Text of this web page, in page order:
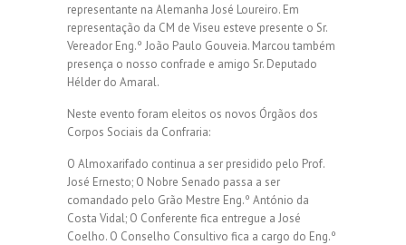
representante na Alemanha José Loureiro. Em
representação da CM de Viseu esteve presente o Sr.
Vereador Eng.º João Paulo Gouveia. Marcou também
presença o nosso confrade e amigo Sr. Deputado
Hélder do Amaral.
Neste evento foram eleitos os novos Órgãos dos
Corpos Sociais da Confraria:
O Almoxarifado continua a ser presidido pelo Prof.
José Ernesto; O Nobre Senado passa a ser
comandado pelo Grão Mestre Eng.º António da
Costa Vidal; O Conferente fica entregue a José
Coelho. O Conselho Consultivo fica a cargo do Eng.º